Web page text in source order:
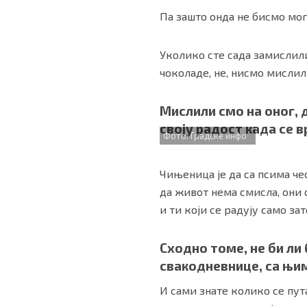
Па зашто онда не бисмо
Уколико сте сада
чоколаде, не, нисмо
Мислили смо на оног,
своју радост када се
Фото: Градске инфо
Чињеница је да са псима
да живот нема смисла, они
и ти који се радују само
Сходно томе, не би
свакодневнице, са
И сами знате колико се